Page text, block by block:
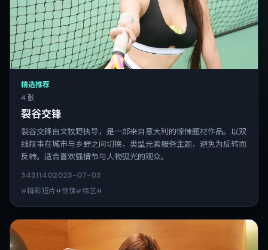
精选推荐
4 张
裂谷交锋
裂谷交锋由文牧野执导，是一部来自意大利的惊悚题材作品。以双
线叙事在城市与乡野之间切换，类型元素服务主题，避免为反转而
反转。适合喜欢强情节与人物弧光的观众。
34311402023-07-03
#精彩短片#惊悚#综艺#